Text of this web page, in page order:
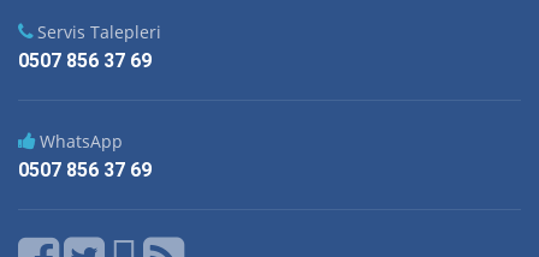
Servis Talepleri
0507 856 37 69
WhatsApp
0507 856 37 69